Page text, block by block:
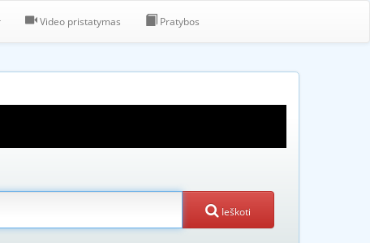
Video pristatymas Pratybos
Ieškoti